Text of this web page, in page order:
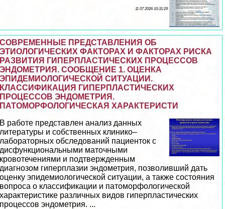
11 07 2026 10:31:29
СОВРЕМЕННЫЕ ПРЕДСТАВЛЕНИЯ ОБ
ЭТИОЛОГИЧЕСКИХ ФАКТОРАХ И ФАКТОРАХ РИСКА
РАЗВИТИЯ ГИПЕРПЛАСТИЧЕСКИХ ПРОЦЕССОВ
ЭНДОМЕТРИЯ. СООБЩЕНИЕ 1. ОЦЕНКА
ЭПИДЕМИОЛОГИЧЕСКОЙ СИТУАЦИИ.
КЛАССИФИКАЦИЯ ГИПЕРПЛАСТИЧЕСКИХ
ПРОЦЕССОВ ЭНДОМЕТРИЯ.
ПАТОМОРФОЛОГИЧЕСКАЯ ХАРАКТЕРИСТИ
В работе представлен анализ данных
литературы и собственных клинико–
лабораторных обследований пациенток с
дисфункциональными маточными
кровотечениями и подтвержденным
диагнозом гиперплазии эндометрия, позволивший дать
оценку эпидемиологической ситуации, а также состояния
вопроса о классификации и патоморфологической
хаpaктеристике различных видов гиперпластических
процессов эндометрия. ...